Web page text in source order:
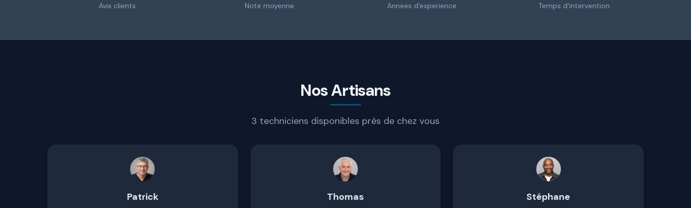
Avis clients Note moyenne Annees d'experience Temps d'intervention
Nos Artisans
3 techniciens disponibles près de chez vous
Patrick Thomas Stéphane